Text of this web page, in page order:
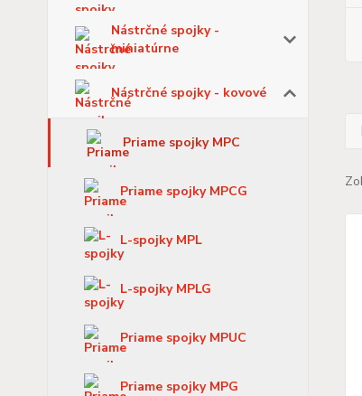
Nástrčné spojky -
miniatúrne
Nástrčné spojky - kovové
Priame spojky MPC
Priame spojky MPCG
L-spojky MPL
L-spojky MPLG
Priame spojky MPUC
Priame spojky MPG